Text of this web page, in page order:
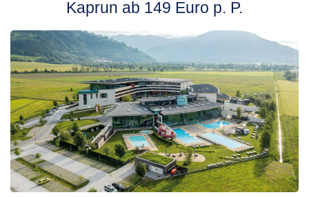
Kaprun ab 149 Euro p. P.